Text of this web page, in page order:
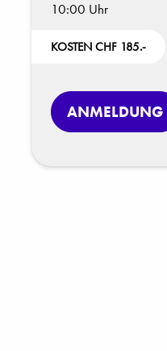
10:00 Uhr
KOSTEN CHF 185.-
ANMELDUNG